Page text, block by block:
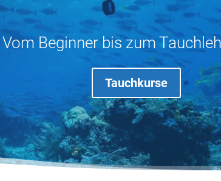
Vom Beginner bis zum
Tauchkurse